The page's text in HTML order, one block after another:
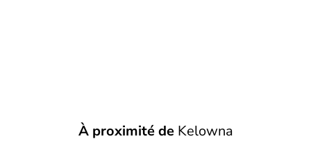
À proximité deKelowna